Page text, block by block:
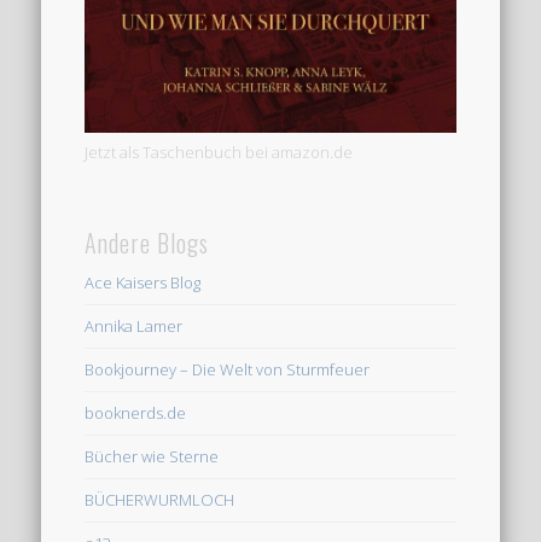
Jetzt als Taschenbuch bei amazon.de
Andere Blogs
Ace Kaisers Blog
Annika Lamer
Bookjourney – Die Welt von Sturmfeuer
booknerds.de
Bücher wie Sterne
BÜCHERWURMLOCH